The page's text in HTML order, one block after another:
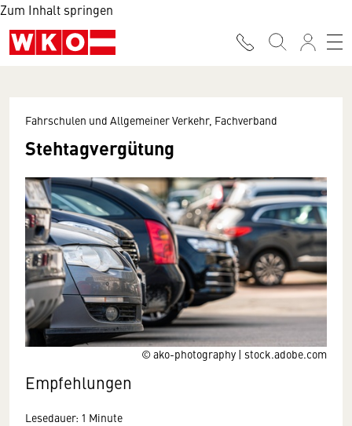
Zum Inhalt springen
© ako-photography | stock.adobe.com
Fahrschulen und Allgemeiner Verkehr, Fachverband
Stehtagvergütung
Empfehlungen
Lesedauer: 1 Minute